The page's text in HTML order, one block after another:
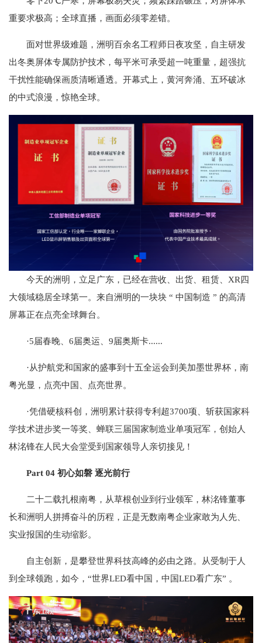
重要求极高；全球直播，画面必须零差错。
面对世界级难题，洲明百余名工程师日夜攻坚，自主研发
出冬奥屏体专属防护技术，每平米可承受超一吨重量，超强抗
干扰性能确保画质清晰通透。开幕式上，黄河奔涌、五环破冰
的中式浪漫，惊艳全球。
今天的洲明，立足广东，已经在营收、出货、租赁、XR四
大领域稳居全球第一。来自洲明的一块块 “ 中国制造 ” 的高清
屏幕正在点亮全球舞台。
·5届春晚、6届奥运、9届奥斯卡......
·从护航党和国家的盛事到十五全运会到美加墨世界杯，南
粤光显，点亮中国、点亮世界。
·凭借硬核科创，洲明累计获得专利超3700项、斩获国家科
学技术进步奖一等奖、蝉联三届国家制造业单项冠军，创始人
林洺锋在人民大会堂受到国家领导人亲切接见！
Part 04 初心如磐 逐光前行
二十二载扎根南粤，从草根创业到行业领军，林洺锋董事
长和洲明人拼搏奋斗的历程，正是无数南粤企业家敢为人先、
实业报国的生动缩影。
自主创新，是攀登世界科技高峰的必由之路。从受制于人
到全球领跑，如今，“世界LED看中国，中国LED看广东” 。